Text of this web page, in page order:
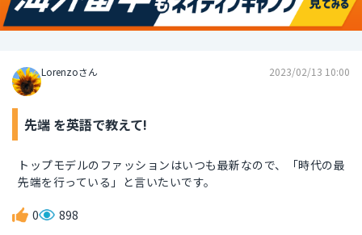
Lorenzoさん 2023/02/13 10:00
先端 を英語で教えて!
トップモデルのファッションはいつも最新なので、「時代の最
先端を行っている」と言いたいです。
0 898